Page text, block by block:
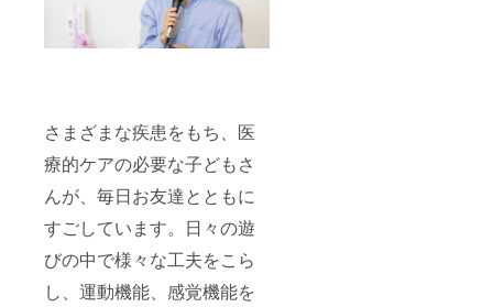
さまざまな疾患をもち、医
療的ケアの必要な子どもさ
んが、毎日お友達とともに
すごしています。日々の遊
びの中で様々な工夫をこら
し、運動機能、感覚機能を